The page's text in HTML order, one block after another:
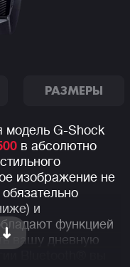
РАЗМЕРЫ
модель G-Shock
в абсолютно
изображение не
и
функцией
вашу дневную